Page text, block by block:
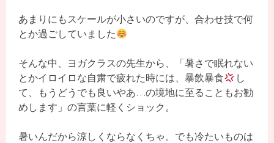
あまりにもスケールが小さいのですが、合わせ技で何
とか過ごしていました
そんな中、ヨガクラスの先生から、「暑さで眠れない
とかイロイロな自粛で疲れた時には、暴飲暴食
し
て、もうどうでも良いやあ…の境地に至ることもお勧
めします」の言葉に軽くショック。
暑いんだから涼しくならなくちゃ。でも冷たいものは